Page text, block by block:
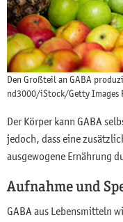
Den Großteil an GABA
nd3000/iStock/Getty Images
Der Körper kann GABA
jedoch, dass eine
ausgewogene Ernährung
Aufnahme und
GABA aus Lebensmitteln